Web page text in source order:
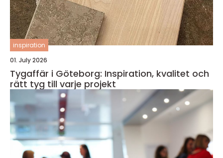
inspiration
01. July 2026
Tygaffär i Göteborg: Inspiration, kvalitet och
rätt tyg till varje projekt